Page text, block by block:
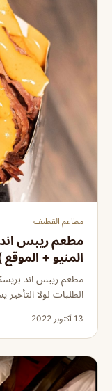
مطاعم القطيف
مطعم ريبس
المنيو +
مطعم ريبس اند
الطلبات لولا
13 أكتوبر 2022